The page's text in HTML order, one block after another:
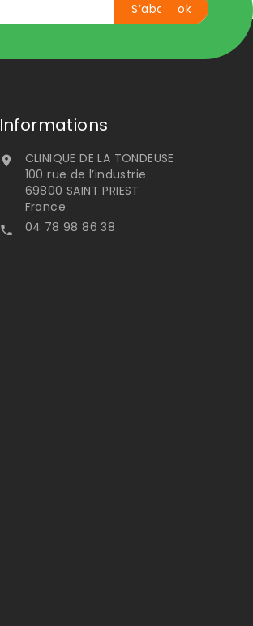
Informations

CLINIQUE DE LA TONDEUSE
100 rue de l’industrie
69800 SAINT PRIEST
France
 04 78 98 86 38